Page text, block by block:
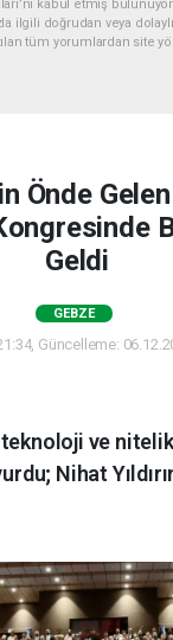
kabul etmiş
ilgili doğrudan veya
tüm yorumlardan site
Önde
Geldi
GEBZE
Güncelleme:
ve
Nihat